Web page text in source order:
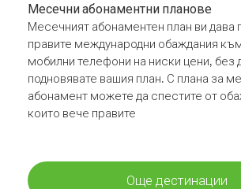
Месечни абонаментни планове
Месечният абонаментен план ви дава
правите международни обаждания
мобилни телефони на ниски цени, без
подновявате вашия план. С плана за
абонамент можете да спестите от
които вече правите
Още дестинации